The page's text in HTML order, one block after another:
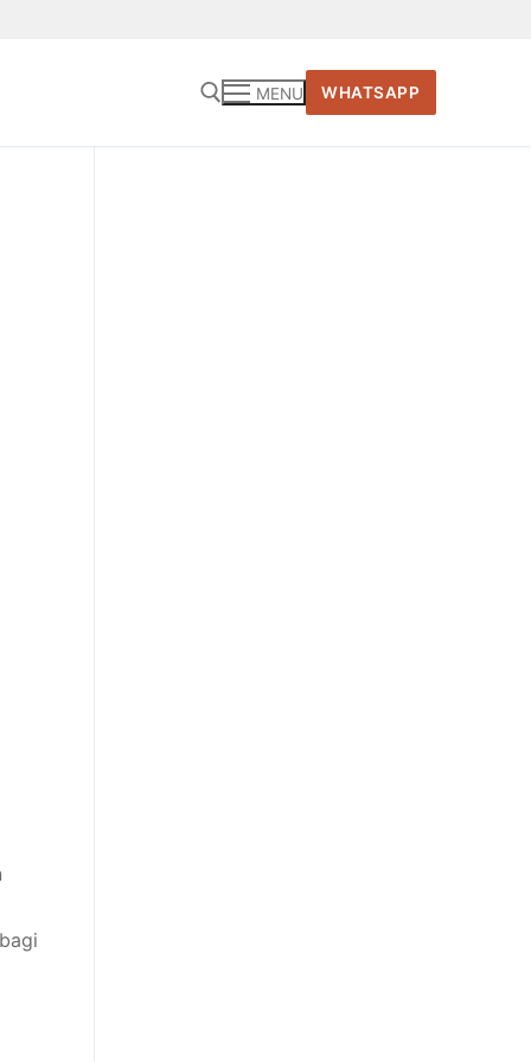
MENU WHATSAPP